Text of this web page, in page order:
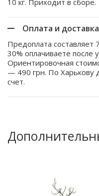
10 кг. Приходит в сборе.
Оплата и доставка
Предоплата составляет
30% оплачиваете после
Ориентировочная
— 490 грн. По Харькову
счет.